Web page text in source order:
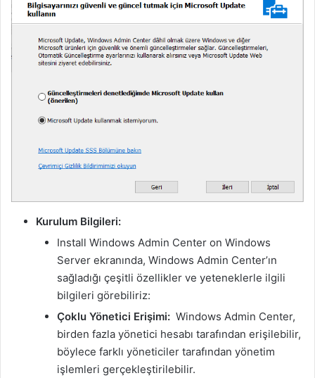
Kurulum Bilgileri:
Install Windows Admin Center on Windows
Server ekranında, Windows Admin Center’ın
sağladığı çeşitli özellikler ve yeteneklerle ilgili
bilgileri görebiliriz:
Çoklu Yönetici Erişimi: Windows Admin Center,
birden fazla yönetici hesabı tarafından erişilebilir,
böylece farklı yöneticiler tarafından yönetim
işlemleri gerçekleştirilebilir.